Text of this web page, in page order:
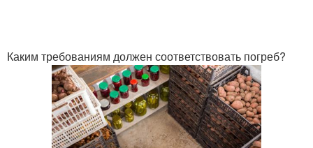
Каким требованиям должен соответствовать погреб?